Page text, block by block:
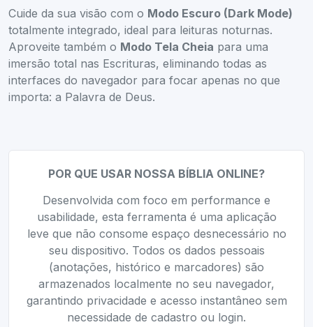
Cuide da sua visão com o Modo Escuro (Dark Mode)
totalmente integrado, ideal para leituras noturnas.
Aproveite também o Modo Tela Cheia para uma
imersão total nas Escrituras, eliminando todas as
interfaces do navegador para focar apenas no que
importa: a Palavra de Deus.
POR QUE USAR NOSSA BÍBLIA ONLINE?
Desenvolvida com foco em performance e
usabilidade, esta ferramenta é uma aplicação
leve que não consome espaço desnecessário no
seu dispositivo. Todos os dados pessoais
(anotações, histórico e marcadores) são
armazenados localmente no seu navegador,
garantindo privacidade e acesso instantâneo sem
necessidade de cadastro ou login.